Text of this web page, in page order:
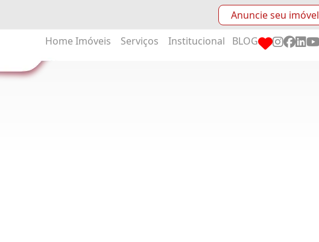
Anuncie seu imóvel
Home Imóveis Serviços Institucional BLOG